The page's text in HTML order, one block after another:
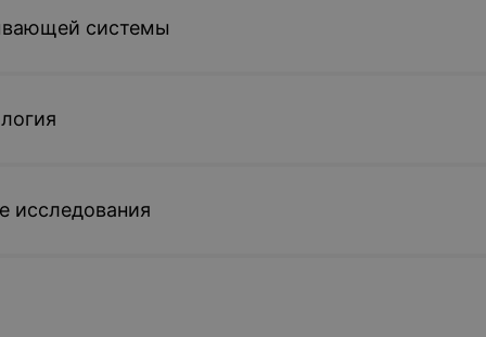
исследование
системы
исследования